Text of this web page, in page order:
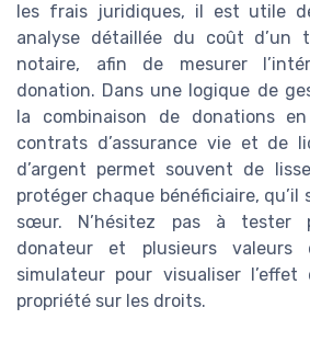
les frais juridiques, il est utile
analyse détaillée du coût d’un
notaire, afin de mesurer
donation. Dans une logique de
la combinaison de donations
contrats d’assurance vie et de
d’argent permet souvent de
protéger chaque bénéficiaire,
sœur. N’hésitez pas à tester
donateur et plusieurs
simulateur pour visualiser
propriété sur les droits.